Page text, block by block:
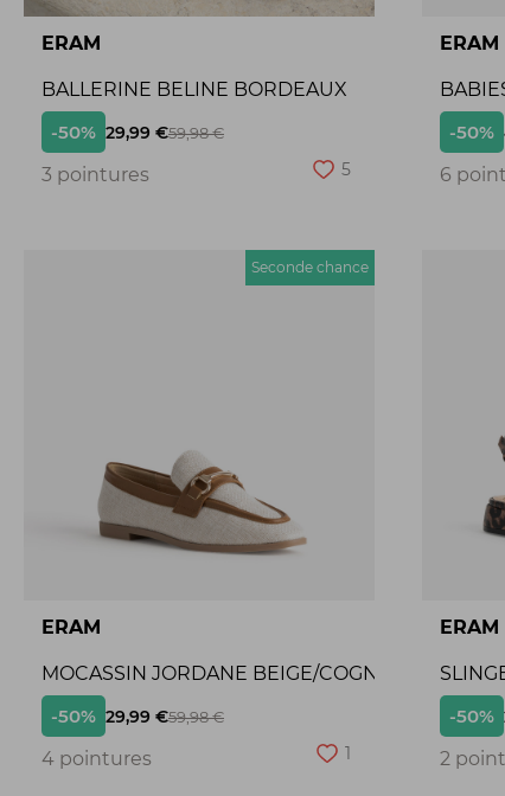
ERAM
BALLERINE BELINE BORDEAUX
-50% 29,99 €59,98 €
3 pointures 5
ERAM
-50%
6
Seconde chance
ERAM
MOCASSIN JORDANE BEIGE/COGNAC
-50% 29,99 €59,98 €
4 pointures 1
ERAM
-50%
2